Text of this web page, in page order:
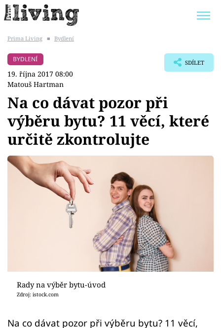
BYDLENÍ SLAVNÝCH
Témata
Bydlení
Zahrada
Sledujte prima+
Sledujte nás
Prima Living ■ Bydlení
BYDLENÍ
19. října 2017 08:00
Matouš Hartman
SDÍLET
Na co dávat pozor při
výběru bytu? 11 věcí, které
určitě zkontrolujte
Rady na výběr bytu-úvod
Zdroj: istock.com
Na co dávat pozor při výběru bytu? 11 věcí,